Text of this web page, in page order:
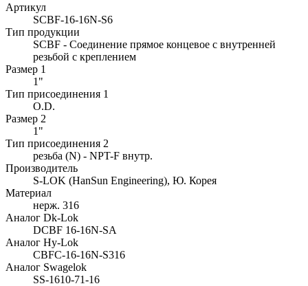
Артикул
SCBF-16-16N-S6
Тип продукции
SCBF - Соединение прямое концевое с внутренней
резьбой с креплением
Размер 1
1"
Тип присоединения 1
O.D.
Размер 2
1"
Тип присоединения 2
резьба (N) - NPT-F внутр.
Производитель
S-LOK (HanSun Engineering), Ю. Корея
Материал
нерж. 316
Аналог Dk-Lok
DCBF 16-16N-SA
Аналог Hy-Lok
CBFC-16-16N-S316
Аналог Swagelok
SS-1610-71-16